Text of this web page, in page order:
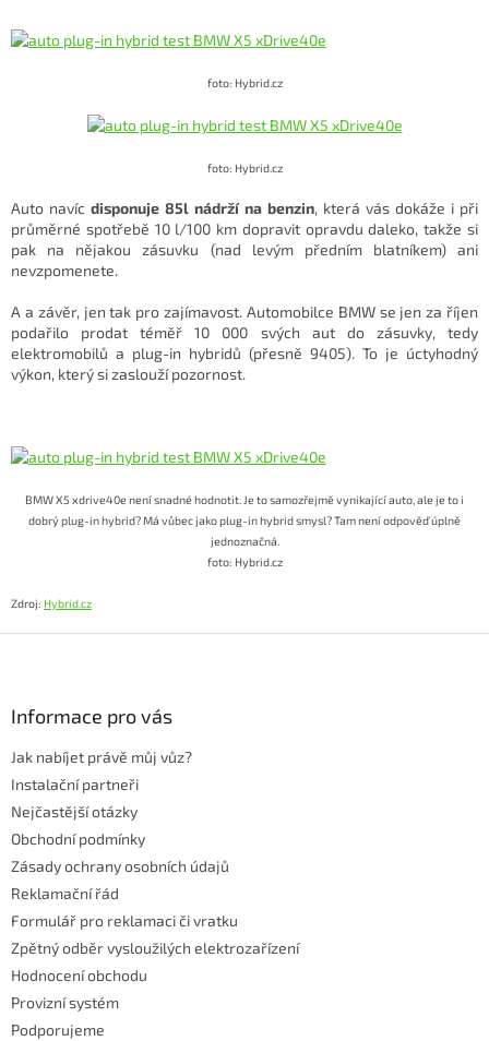
foto: Hybrid.cz
foto: Hybrid.cz
Auto navíc disponuje 85l nádrží na benzin, která vás dokáže i při
průměrné spotřebě 10 l/100 km dopravit opravdu daleko, takže si
pak na nějakou zásuvku (nad levým předním blatníkem) ani
nevzpomenete.
A a závěr, jen tak pro zajímavost. Automobilce BMW se jen za říjen
podařilo prodat téměř 10 000 svých aut do zásuvky, tedy
elektromobilů a plug-in hybridů (přesně 9405). To je úctyhodný
výkon, který si zaslouží pozornost.
BMW X5 xdrive40e není snadné hodnotit. Je to samozřejmě vynikající auto, ale je to i
dobrý plug-in hybrid? Má vůbec jako plug-in hybrid smysl? Tam není odpověď úplně
jednoznačná.
foto: Hybrid.cz
Zdroj: Hybrid.cz
Informace pro vás
Jak nabíjet právě můj vůz?
Instalační partneři
Nejčastější otázky
Obchodní podmínky
Zásady ochrany osobních údajů
Reklamační řád
Formulář pro reklamaci či vratku
Zpětný odběr vysloužilých elektrozařízení
Hodnocení obchodu
Provizní systém
Podporujeme